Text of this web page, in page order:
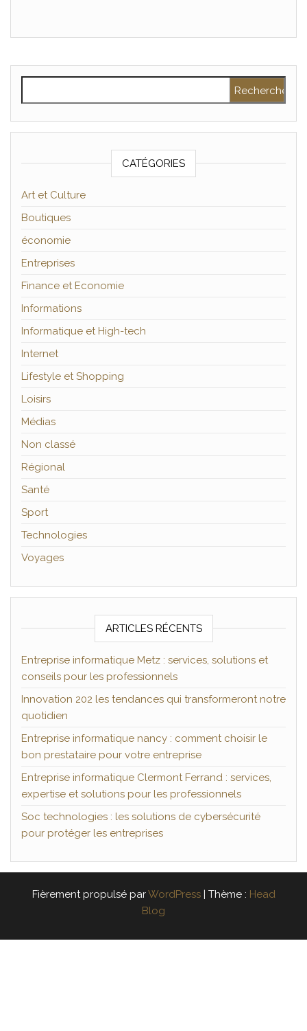
CATÉGORIES
Art et Culture
Boutiques
économie
Entreprises
Finance et Economie
Informations
Informatique et High-tech
Internet
Lifestyle et Shopping
Loisirs
Médias
Non classé
Régional
Santé
Sport
Technologies
Voyages
ARTICLES RÉCENTS
Entreprise informatique Metz : services, solutions et
conseils pour les professionnels
Innovation 202 les tendances qui transformeront notre
quotidien
Entreprise informatique nancy : comment choisir le
bon prestataire pour votre entreprise
Entreprise informatique Clermont Ferrand : services,
expertise et solutions pour les professionnels
Soc technologies : les solutions de cybersécurité
pour protéger les entreprises
Fièrement propulsé parWordPress | Thème : Head
Blog